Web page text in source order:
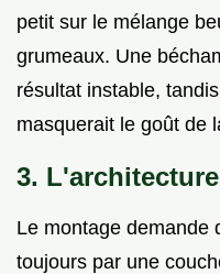
petit sur le mélange
grumeaux. Une
résultat instable,
masquerait le goût de
3.
Le montage demande
toujours par une